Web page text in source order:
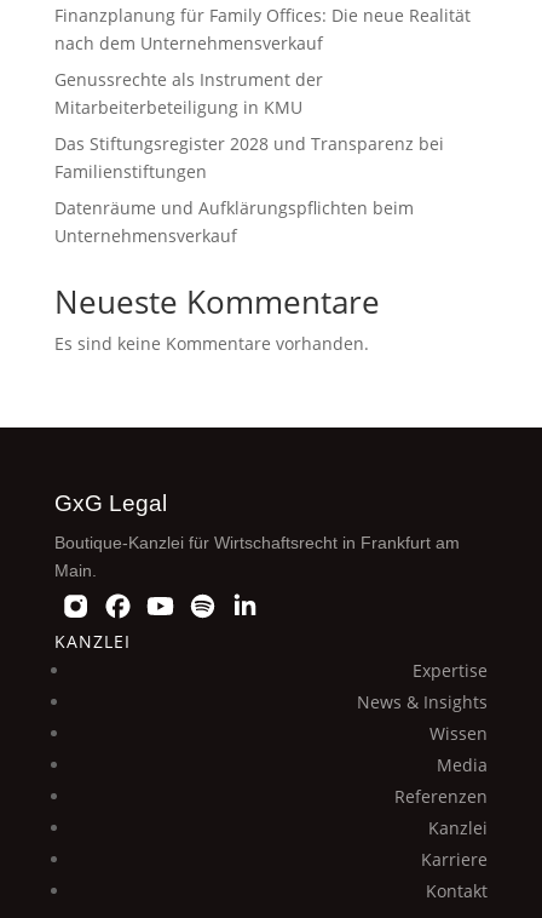
Finanzplanung für Family Offices: Die neue Realität
nach dem Unternehmensverkauf
Genussrechte als Instrument der
Mitarbeiterbeteiligung in KMU
Das Stiftungsregister 2028 und Transparenz bei
Familienstiftungen
Datenräume und Aufklärungspflichten beim
Unternehmensverkauf
Neueste Kommentare
Es sind keine Kommentare vorhanden.
GxG Legal
Boutique-Kanzlei für Wirtschaftsrecht in Frankfurt am
Main.
KANZLEI
Expertise
News & Insights
Wissen
Media
Referenzen
Kanzlei
Karriere
Kontakt